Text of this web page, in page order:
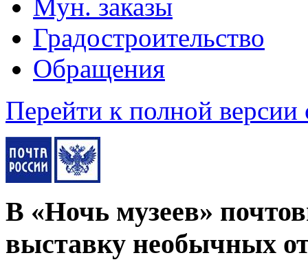
Мун. заказы
Градостроительство
Обращения
Перейти к полной версии
В «Ночь музеев»
выставку необычных